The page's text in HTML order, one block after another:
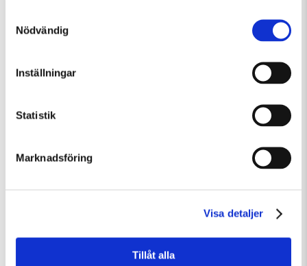
Nödvändig
Inställningar
Statistik
Marknadsföring
Visa detaljer
Tillåt alla
Lördag 8 Augusti Kl 12:30